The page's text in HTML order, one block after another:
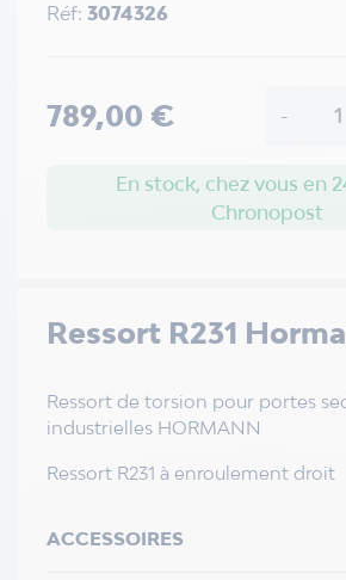
Ressort R231
Ressort de torsion pour portes
industrielles HORMANN
Ressort R231 à enroulement droit
ACCESSOIRES
Réf: 3074326
789,00 € -
En stock, chez vous en
Chronopost